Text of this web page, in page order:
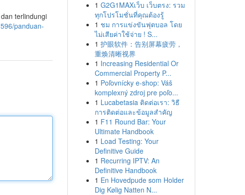
terlindungi
panduan-
1 G2G1MAXเว็บ เว็บตรง: รวม
ทุกโปรโมชั่นที่คุณต้องรู้
1 ชม การแข่งขันฟุตบอล โดย
ไม่เสียค่าใช้จ่าย ! S...
1 护眼软件：告别屏幕疲劳，
重焕清晰视界
1 Increasing Residential Or
Commercial Property P...
1 Poľovnícky e-shop: Váš
komplexný zdroj pre poľo...
1 Lucabetasia ติดต่อเรา: วิธี
การติดต่อและข้อมูลสำคัญ
1 F11 Round Bar: Your
Ultimate Handbook
1 Load Testing: Your
Definitive Guide
1 Recurring IPTV: An
Definitive Handbook
1 En Hovedpude som Holder
Dig Kølig Natten N...